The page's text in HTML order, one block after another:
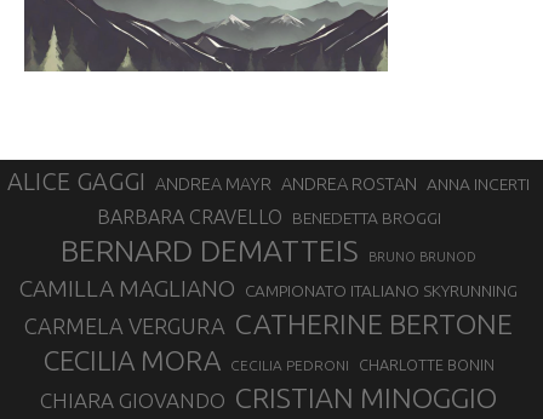
ALICE GAGGI ANDREA MAYR ANDREA ROSTAN ANNA INCERTI
BARBARA CRAVELLO BENEDETTA BROGGI
BERNARD DEMATTEIS BRUNO BRUNOD
CAMILLA MAGLIANO CAMPIONATO ITALIANO SKYRUNNING
CARMELA VERGURA CATHERINE BERTONE
CECILIA MORA CECILIA PEDRONI CHARLOTTE BONIN
CHIARA GIOVANDO CRISTIAN MINOGGIO